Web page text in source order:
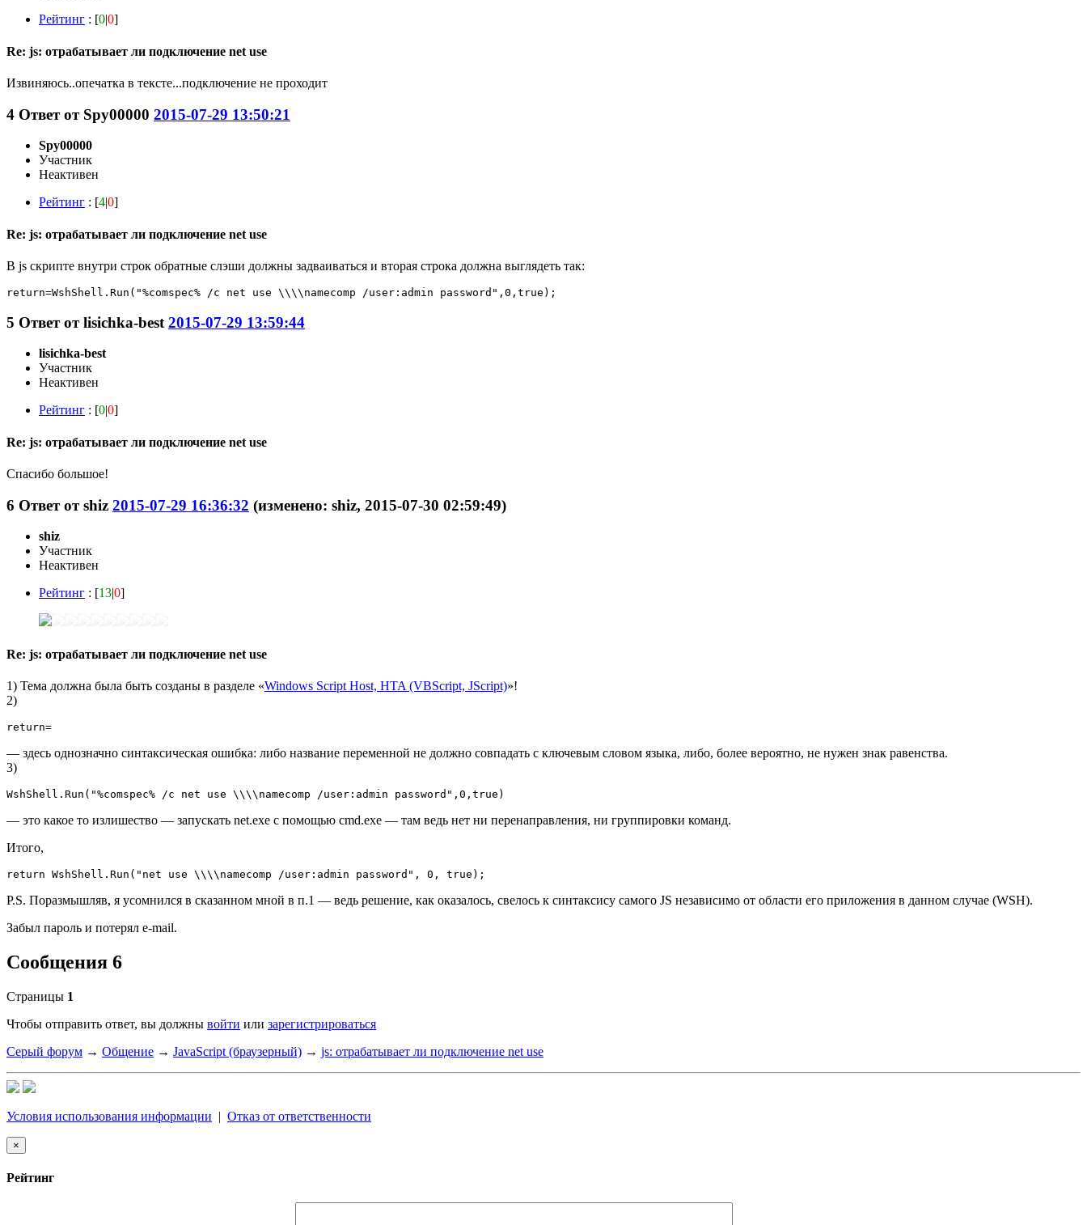
Рейтинг : [0|0]
Re: js: отрабатывает ли подключение net use
Извиняюсь..опечатка в тексте...подключение не проходит
4 Ответ от Spy00000 2015-07-29 13:50:21
Spy00000
Участник
Неактивен
Рейтинг : [4|0]
Re: js: отрабатывает ли подключение net use
В js скрипте внутри строк обратные слэши должны задваиваться и вторая строка должна выглядеть так:
return=WshShell.Run("%comspec% /c net use \\\\namecomp /user:admin password",0,true);
5 Ответ отlisichka-best 2015-07-29 13:59:44
lisichka-best
Участник
Неактивен
Рейтинг : [0|0]
Re: js: отрабатывает ли подключение net use
Спасибо большое!
6 Ответ отshiz 2015-07-29 16:36:32 (изменено: shiz, 2015-07-30 02:59:49)
shiz
Участник
Неактивен
Рейтинг : [13|0]
Re: js: отрабатывает ли подключение net use
1) Тема должна была быть созданы в разделе «Windows Script Host, HTA (VBScript, JScript)»!
2)
return=
— здесь однозначно синтаксическая ошибка: либо название переменной не должно совпадать с ключевым словом языка, либо, более вероятно, не нужен знак равенства.
3)
WshShell.Run("%comspec% /c net use \\\\namecomp /user:admin password",0,true)
— это какое то излишество — запускать net.exe с помощью cmd.exe — там ведь нет ни перенаправления, ни группировки команд.
Итого,
return WshShell.Run("net use \\\\namecomp /user:admin password", 0, true);
P.S. Поразмышляв, я усомнился в сказанном мной в п.1 — ведь решение, как оказалось, свелось к синтаксису самого JS независимо от области его приложения в данном случае (WSH).
Забыл пароль и потерял e-mail.
Сообщения 6
Страницы 1
Чтобы отправить ответ, вы должны войти или зарегистрироваться
Серый форум → Общение → JavaScript (браузерный) → js: отрабатывает ли подключение net use
Условия использования информации | Отказ от ответственности
×
Рейтинг